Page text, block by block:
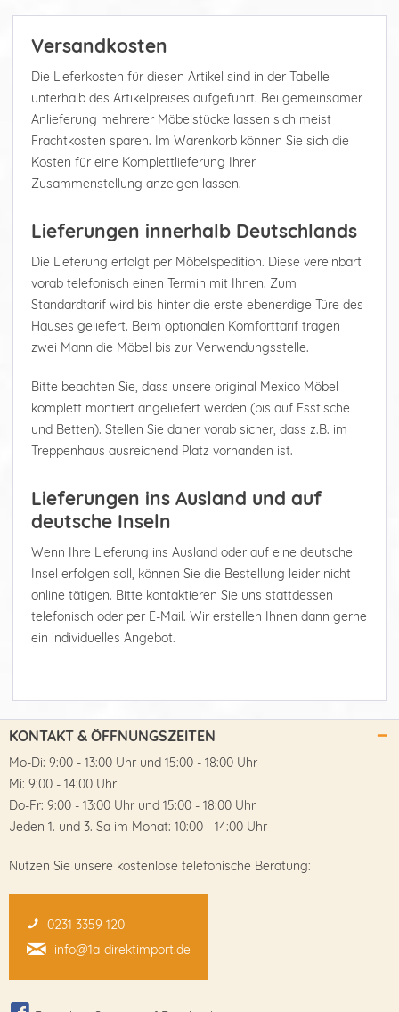
Versandkosten
Die Lieferkosten für diesen Artikel sind in der Tabelle
unterhalb des Artikelpreises aufgeführt. Bei gemeinsamer
Anlieferung mehrerer Möbelstücke lassen sich meist
Frachtkosten sparen. Im Warenkorb können Sie sich die
Kosten für eine Komplettlieferung Ihrer
Zusammenstellung anzeigen lassen.
Lieferungen innerhalb Deutschlands
Die Lieferung erfolgt per Möbelspedition. Diese vereinbart
vorab telefonisch einen Termin mit Ihnen. Zum
Standardtarif wird bis hinter die erste ebenerdige Türe des
Hauses geliefert. Beim optionalen Komforttarif tragen
zwei Mann die Möbel bis zur Verwendungsstelle.
Bitte beachten Sie, dass unsere original Mexico Möbel
komplett montiert angeliefert werden (bis auf Esstische
und Betten). Stellen Sie daher vorab sicher, dass z.B. im
Treppenhaus ausreichend Platz vorhanden ist.
Lieferungen ins Ausland und auf
deutsche Inseln
Wenn Ihre Lieferung ins Ausland oder auf eine deutsche
Insel erfolgen soll, können Sie die Bestellung leider nicht
online tätigen. Bitte kontaktieren Sie uns stattdessen
telefonisch oder per E-Mail. Wir erstellen Ihnen dann gerne
ein individuelles Angebot.
KONTAKT & ÖFFNUNGSZEITEN
Mo-Di: 9:00 - 13:00 Uhr und 15:00 - 18:00 Uhr
Mi: 9:00 - 14:00 Uhr
Do-Fr: 9:00 - 13:00 Uhr und 15:00 - 18:00 Uhr
Jeden 1. und 3. Sa im Monat: 10:00 - 14:00 Uhr
Nutzen Sie unsere kostenlose telefonische Beratung:
0231 3359 120
info@1a-direktimport.de